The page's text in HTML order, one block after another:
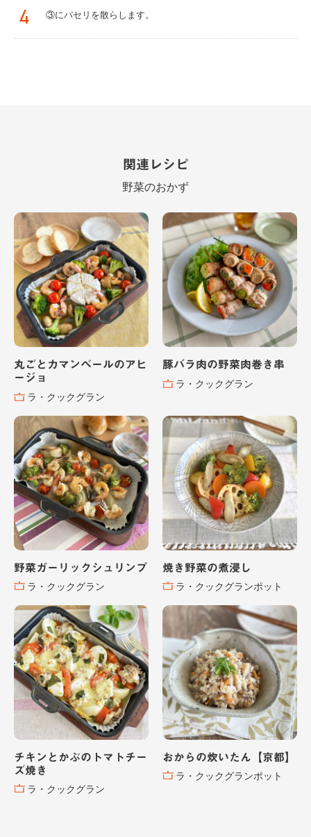
4 ③にパセリを散らします。
関連レシピ
野菜のおかず
丸ごとカマンベールのアヒ
ージョ
ラ・クックグラン
豚バラ肉の野菜肉巻き串
ラ・クックグラン
野菜ガーリックシュリンプ
ラ・クックグラン
焼き野菜の煮浸し
ラ・クックグランポット
チキンとかぶのトマトチー
ズ焼き
ラ・クックグラン
おからの炊いたん【京都】
ラ・クックグランポット